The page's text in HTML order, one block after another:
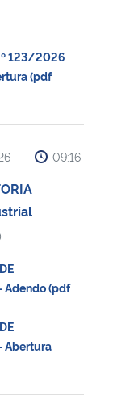
123/2026
(pdf
09:16
Adendo (pdf
Abertura